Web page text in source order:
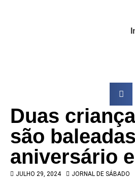
Duas
são
aniversário
JULHO 29, 2024 JORNAL DE SÁBADO